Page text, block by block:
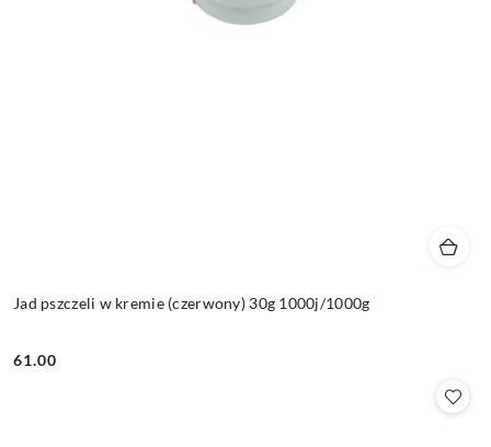
Jad pszczeli w kremie (czerwony) 30g 1000j/1000g
Cena:
61.00